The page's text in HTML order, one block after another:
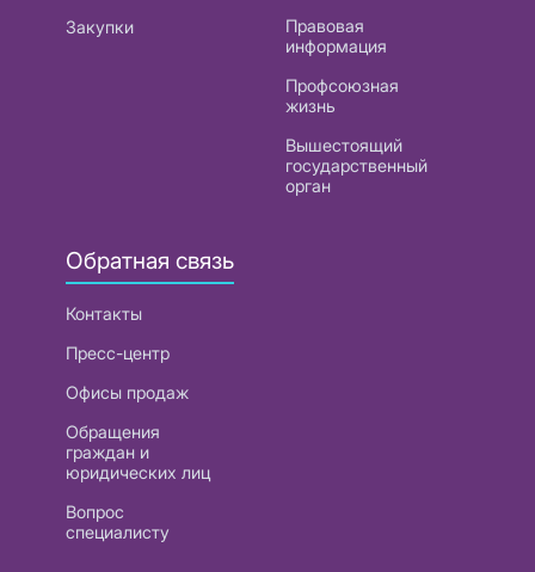
Закупки
Правовая
информация
Профсоюзная
жизнь
Вышестоящий
государственный
орган
Обратная связь
Контакты
Пресс-центр
Офисы продаж
Обращения
граждан и
юридических лиц
Вопрос
специалисту